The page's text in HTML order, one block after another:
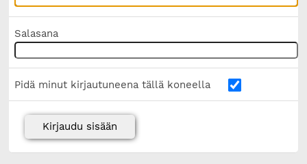
Salasana
Pidä minut kirjautuneena tällä koneella